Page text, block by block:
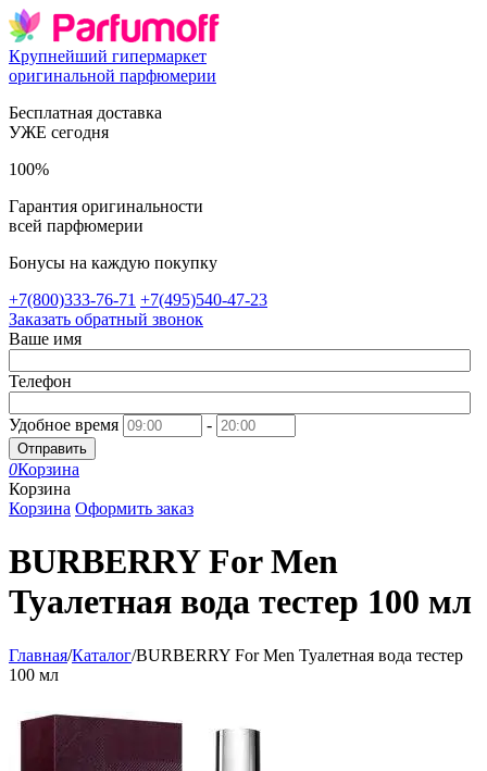
Крупнейший гипермаркет
оригинальной парфюмерии
Бесплатная доставка
УЖЕ сегодня
100%
Гарантия оригинальности
всей парфюмерии
Бонусы на каждую покупку
+7(800)333-76-71 +7(495)540-47-23
Заказать обратный звонок
Ваше имя
Телефон
Удобное время -
Отправить
0Корзина
Корзина
Корзина Оформить заказ
BURBERRY For Men
Туалетная вода тестер 100 мл
Главная/Каталог/BURBERRY For Men Туалетная вода тестер
100 мл